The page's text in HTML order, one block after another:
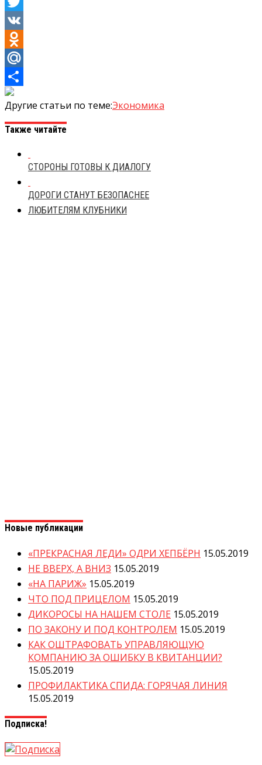
Twitter
VK
Odnoklassniki
Mail.Ru
Отправить
Другие статьи по теме:Экономика
Также читайте
СТОРОНЫ ГОТОВЫ К ДИАЛОГУ
ДОРОГИ СТАНУТ БЕЗОПАСНЕЕ
ЛЮБИТЕЛЯМ КЛУБНИКИ
Новые публикации
«ПРЕКРАСНАЯ ЛЕДИ» ОДРИ ХЕПБЁРН 15.05.2019
НЕ ВВЕРХ, А ВНИЗ 15.05.2019
«НА ПАРИЖ» 15.05.2019
ЧТО ПОД ПРИЦЕЛОМ 15.05.2019
ДИКОРОСЫ НА НАШЕМ СТОЛЕ 15.05.2019
ПО ЗАКОНУ И ПОД КОНТРОЛЕМ 15.05.2019
КАК ОШТРАФОВАТЬ УПРАВЛЯЮЩУЮ
КОМПАНИЮ ЗА ОШИБКУ В КВИТАНЦИИ?
15.05.2019
ПРОФИЛАКТИКА СПИДА: ГОРЯЧАЯ ЛИНИЯ
15.05.2019
Подписка!